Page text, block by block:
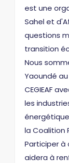
est une
Sahel et
questions
transition
Nous
Yaoundé
CEGIEAF
les
la Coalition
Participer à
aidera à